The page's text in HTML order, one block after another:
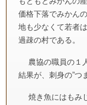
価格下落でみかん
地も少なくて若者
過疎の村である。
農協の職員の１
結果が、刺身の”つ
焼き魚にはもみ